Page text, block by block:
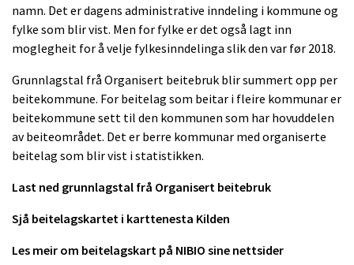
namn. Det er dagens administrative inndeling i kommune og
fylke som blir vist. Men for fylke er det også lagt inn
moglegheit for å velje fylkesinndelinga slik den var før 2018.
Grunnlagstal frå Organisert beitebruk blir summert opp per
beitekommune. For beitelag som beitar i fleire kommunar er
beitekommune sett til den kommunen som har hovuddelen
av beiteområdet. Det er berre kommunar med organiserte
beitelag som blir vist i statistikken.
Last ned grunnlagstal frå Organisert beitebruk
Sjå beitelagskartet i karttenesta Kilden
Les meir om beitelagskart på NIBIO sine nettsider